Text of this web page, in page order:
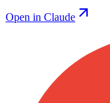
Open in Claude